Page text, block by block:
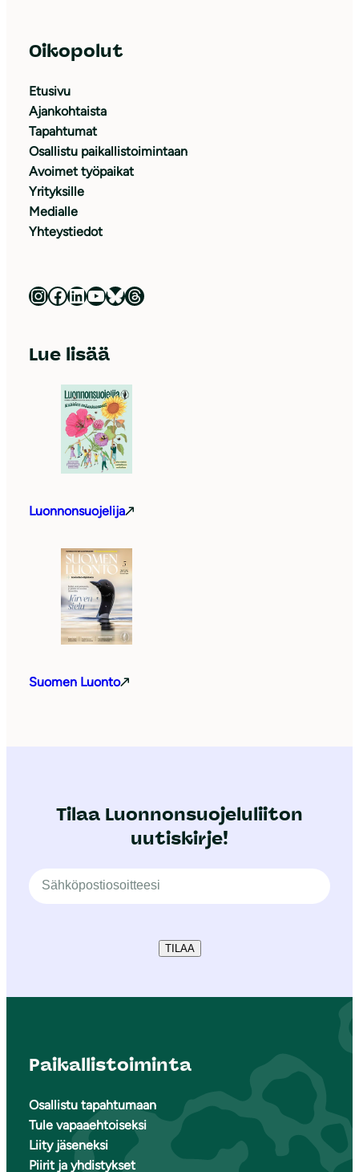
Oikopolut
Etusivu
Ajankohtaista
Tapahtumat
Osallistu paikallistoimintaan
Avoimet työpaikat
Yrityksille
Medialle
Yhteystiedot
Luonnonsuojeluliitto Instagramissa Luonnonsuojeluliitto Facebookissa Luonnonsuojeluliitto LinkedInissä Luonnonsuojeluliiton YouTube-kanava Luonnonsuojeluliitto Blueskyssa Luonnonsuojeluliitto Threadsissa
Lue lisää
Luonnonsuojelija
Suomen Luonto
Tilaa Luonnonsuojeluliiton
uutiskirje!
TILAA
Paikallistoiminta
Osallistu tapahtumaan
Tule vapaaehtoiseksi
Liity jäseneksi
Piirit ja yhdistykset